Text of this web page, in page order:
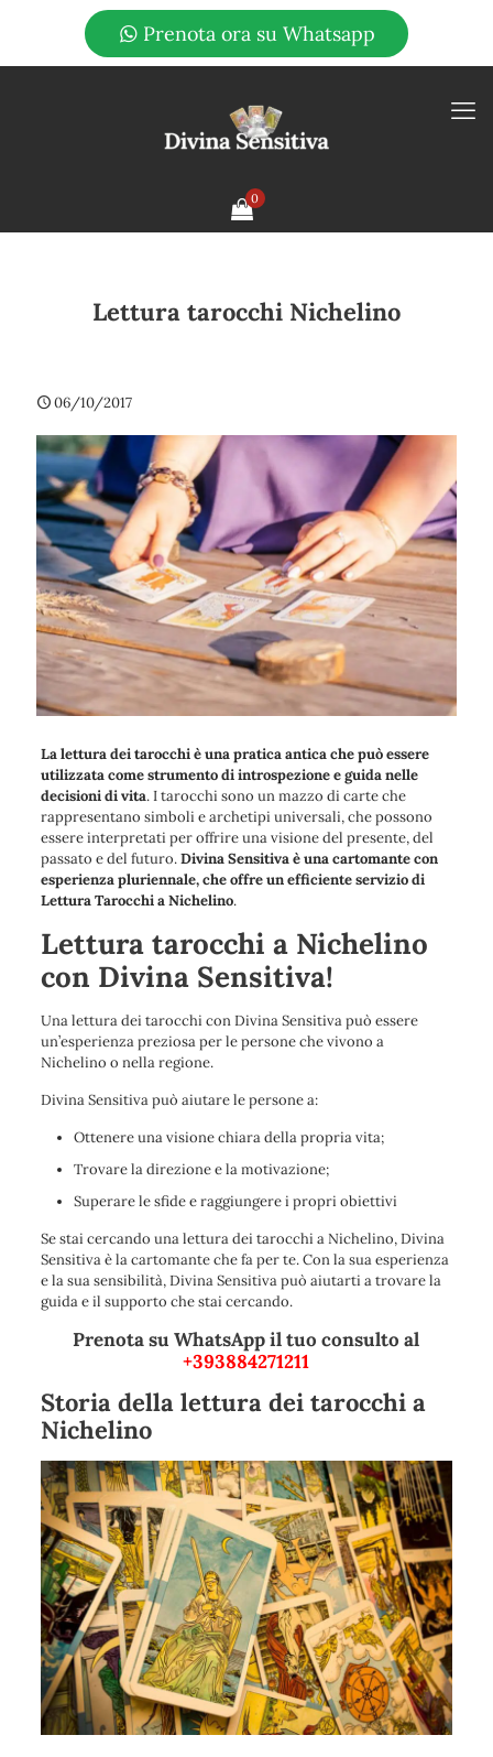
Prenota ora su Whatsapp
0
Lettura tarocchi Nichelino
06/10/2017
La lettura dei tarocchi è una pratica antica che può essere
utilizzata come strumento di introspezione e guida nelle
decisioni di vita. I tarocchi sono un mazzo di carte che
rappresentano simboli e archetipi universali, che possono
essere interpretati per offrire una visione del presente, del
passato e del futuro.Divina Sensitiva è una cartomante con
esperienza pluriennale, che offre un efficiente servizio di
Lettura Tarocchi a Nichelino.
Lettura tarocchi a Nichelino
con Divina Sensitiva!
Una lettura dei tarocchi con Divina Sensitiva può essere
un’esperienza preziosa per le persone che vivono a
Nichelino o nella regione.
Divina Sensitiva può aiutare le persone a:
Ottenere una visione chiara della propria vita;
Trovare la direzione e la motivazione;
Superare le sfide e raggiungere i propri obiettivi
Se stai cercando una lettura dei tarocchi a Nichelino, Divina
Sensitiva è la cartomante che fa per te. Con la sua esperienza
e la sua sensibilità, Divina Sensitiva può aiutarti a trovare la
guida e il supporto che stai cercando.
Prenota su WhatsApp il tuo consulto al
+393884271211
Storia della lettura dei tarocchi a
Nichelino